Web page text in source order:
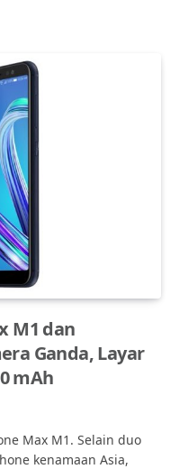
M1 dan
Ganda, Layar
mAh
Max M1. Selain duo
kenamaan Asia,